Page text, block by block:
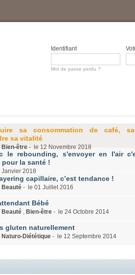
Identifiant
Mot de passe perdu ?
sa consommation de café,
sa vitalité
Bien-être - le 12 Novembre 2018
le rebounding, s'envoyer en l'air
pour la santé !
Janvier 2018
capillaire, c’est tendance !
Beauté - le 01 Juillet2016
Bébé
Beauté , Bien-être - le 24 Octobre 2014
gluten naturellement
Naturo-Diététique - le 12 Septembre 2014